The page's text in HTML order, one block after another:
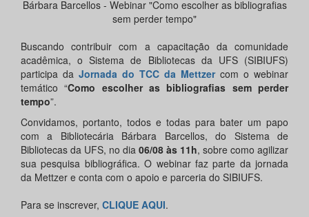
Bárbara Barcellos - Webinar "Como escolher as bibliografias
sem perder tempo"
Buscando contribuir com a capacitação da comunidade
acadêmica, o Sistema de Bibliotecas da UFS (SIBIUFS)
participa da Jornada do TCC da Mettzer com o webinar
temático “Como escolher as bibliografias sem perder
tempo”.
Convidamos, portanto, todos e todas para bater um papo
com a Bibliotecária Bárbara Barcellos, do Sistema de
Bibliotecas da UFS, no dia 06/08 às 11h, sobre como agilizar
sua pesquisa bibliográfica. O webinar faz parte da jornada
da Mettzer e conta com o apoio e parceria do SIBIUFS.
Para se inscrever, CLIQUE AQUI.